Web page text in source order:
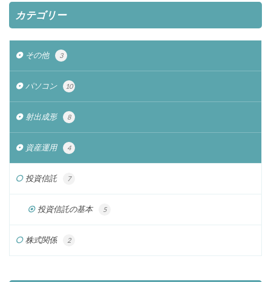
カテゴリー
その他 3
パソコン 10
射出成形 8
資産運用 4
投資信託 7
投資信託の基本 5
株式関係 2